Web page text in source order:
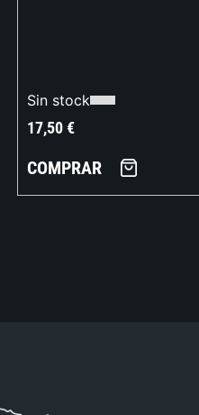
Sin stock
17,50€
COMPRAR